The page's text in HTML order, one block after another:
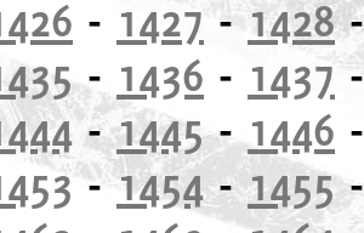
- 1427-1428
- 1436 - 1437
-1445- 1446
-1454-1455